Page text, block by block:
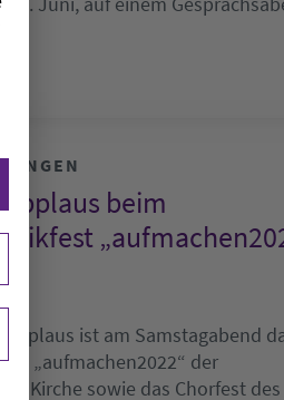
beim
Applaus ist am Samstagabend
„aufmachen2022“ der
Kirche sowie das Chorfest des